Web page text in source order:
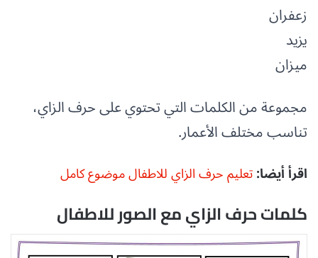
زعفران
يزيد
ميزان
مجموعة من الكلمات التي تحتوي على حرف الزاي،
تناسب مختلف الأعمار.
اقرأ أيضا:تعليم حرف الزاي للاطفال موضوع كامل
كلمات حرف الزاي مع الصور للاطفال